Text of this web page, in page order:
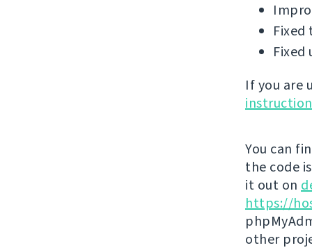
Fixed
If you are
You can
the code
it out on
https://
other